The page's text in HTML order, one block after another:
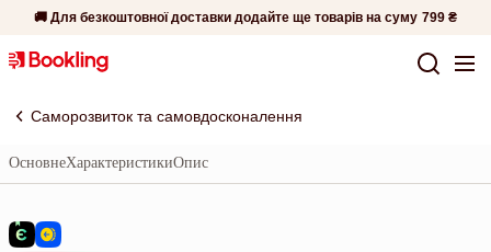
🚚 Для безкоштовної доставки додайте ще товарів на суму 799 ₴
Саморозвиток та самовдосконалення
ОсновнеХарактеристикиОпис